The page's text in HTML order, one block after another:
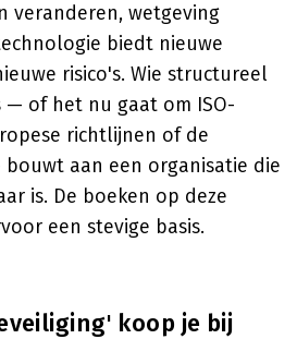
veranderen, wetgeving
biedt nieuwe
risico's. Wie structureel
— of het nu gaat om ISO-
richtlijnen of de
aan een organisatie die
is. De boeken op deze
een stevige basis.
koop je bij